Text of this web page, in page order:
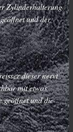
Zylinderhalterung
und der
dieser nervt
mit etwas
und die